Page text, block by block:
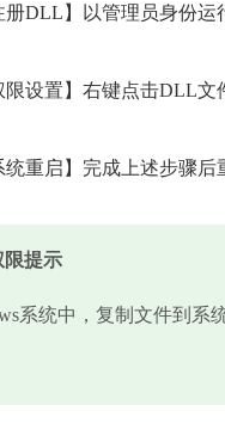
册DLL】以管理员身份运
限设置】右键点击DLL
统重启】完成上述步骤
限提示
系统中，复制文件到